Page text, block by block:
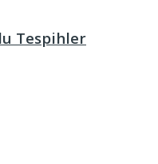
lu Tespihler